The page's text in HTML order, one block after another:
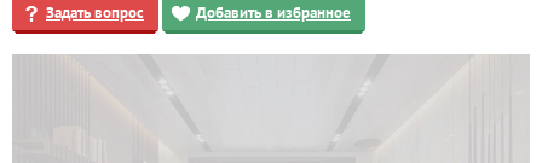
Задать вопрос Добавить в избранное